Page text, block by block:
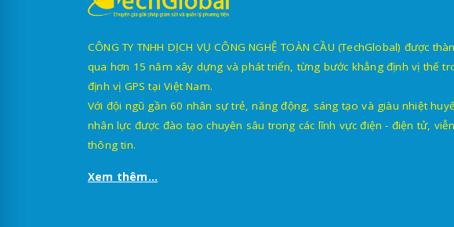
CÔNG TY TNHH DỊCH VỤ CÔNG NGHỆ TOÀN CẦU (TechGlobal) được
qua hơn 15 năm xây dựng và phát triển, từng bước khẳng định vị thế
định vị GPS tại Việt Nam.
Với đội ngũ gần 60 nhân sự trẻ, năng động, sáng tạo và giàu nhiệt
nhân lực được đào tạo chuyên sâu trong các lĩnh vực điện - điện tử,
thông tin.
Xem thêm...